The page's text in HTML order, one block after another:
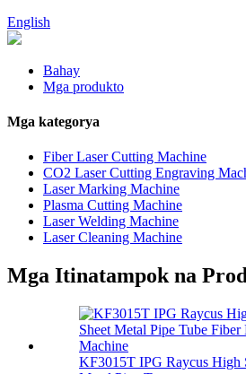
English
Bahay
Mga produkto
Mga kategorya
Fiber Laser Cutting Machine
CO2 Laser Cutting Engraving
Laser Marking Machine
Plasma Cutting Machine
Laser Welding Machine
Laser Cleaning Machine
Mga Itinatampok na
KF3015T IPG Raycus High